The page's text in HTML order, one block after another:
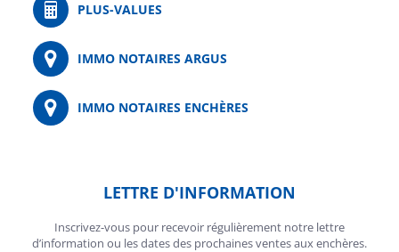
PLUS-VALUES
IMMO NOTAIRES ARGUS
IMMO NOTAIRES ENCHÈRES
LETTRE D'INFORMATION
Inscrivez-vous pour recevoir régulièrement notre lettre
d’information ou les dates des prochaines ventes aux enchères.